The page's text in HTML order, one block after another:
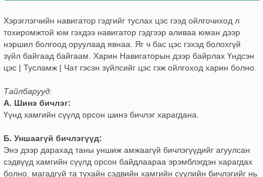
Хэрэглэгчийн навигатор гэдгийг туслах цэс гээд ойлгочиход л
тохиромжтой юм гэхдээ навигатор гэдгээр аливаа юман дээр
нэршил болгоод оруулаад явнаа. Яг ч бас цэс гэхэд болохгүй
зүйл байгаад байгаам. Харин Навигаторын дээр байрлах Үндсэн
цэс | Тусламж | Чат гэсэн зүйлсийг цэс гэж ойлгоход харин болно.
Тайлбарууд:
А. Шинэ бичлэг:
Үүнд хамгийн сүүлд орсон шинэ бичлэг харагдана.
Б. Уншаагүй бичлэгүүд:
Энэ дээр дарахад таны уншиж амжаагүй бичлэгүүдийг агуулсан
сэдвүүд хамгийн сүүлд орсон байдлаараа эрэмблэгдэн харагдах
болно. магадгүй та тухайн сэдвийн хамгийн сүүлийн бичлэгийг нь